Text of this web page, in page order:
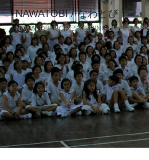
NAWATOBI / なわとび
NAWATOBI ROPESKIPPING JUMPROPE